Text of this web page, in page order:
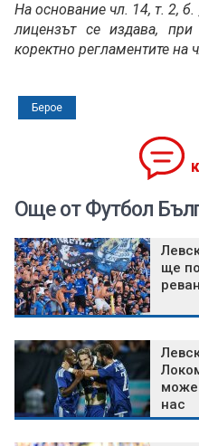
На основание чл. 14, т. 2,
лицензът се издава,
коректно регламентите на
Берое
Още от Футбол
ще
може
нас